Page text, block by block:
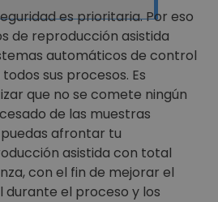
es prioritaria. Por eso
de reproducción asistida
automáticos de control
sus procesos. Es
que no se comete ningún
de las muestras
afrontar tu
asistida con total
con el fin de mejorar el
el proceso y los